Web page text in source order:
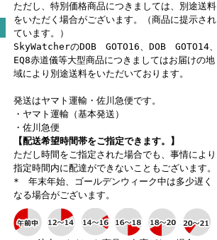
ただし、特別価格商品につきましては、別途送料
をいただく場合がございます。（商品に提示され
ています。）
SkyWatcherのDOB GOTO16、DOB GOTO14、
EQ8赤道儀等大型商品につきましてはお届けの地
域により別途送料をいただいております。
発送はヤマト運輸・佐川急便です。
・ヤマト運輸（基本発送）
・佐川急便
【配送希望時間帯をご指定できます。】
ただし時間をご指定された場合でも、事情により
指定時間内に配達ができないこともございます。
* 年末年始、ゴールデンウィーク中は多少遅く
なる場合がございます。